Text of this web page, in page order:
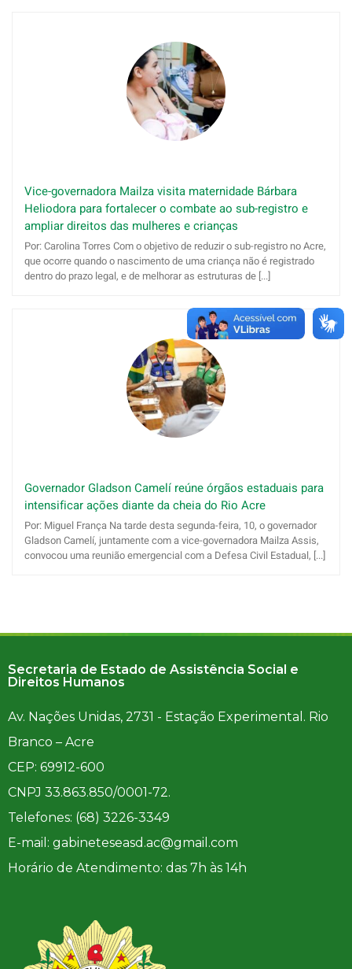
Vice-governadora Mailza visita maternidade Bárbara
Heliodora para fortalecer o combate ao sub-registro e
ampliar direitos das mulheres e crianças
Por: Carolina Torres Com o objetivo de reduzir o sub-registro no Acre,
que ocorre quando o nascimento de uma criança não é registrado
dentro do prazo legal, e de melhorar as estruturas de [...]
Governador Gladson Camelí reúne órgãos estaduais para
intensificar ações diante da cheia do Rio Acre
Por: Miguel França Na tarde desta segunda-feira, 10, o governador
Gladson Camelí, juntamente com a vice-governadora Mailza Assis,
convocou uma reunião emergencial com a Defesa Civil Estadual, [...]
Secretaria de Estado de Assistência Social e
Direitos Humanos
Av. Nações Unidas, 2731 - Estação Experimental. Rio
Branco – Acre
CEP: 69912-600
CNPJ 33.863.850/0001-72.
Telefones: (68) 3226-3349
E-mail: gabineteseasd.ac@gmail.com
Horário de Atendimento: das 7h às 14h